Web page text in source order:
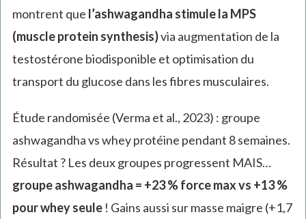
montrent que l’ashwagandha stimule la MPS
(muscle protein synthesis)via augmentation de la
testostérone biodisponible et optimisation du
transport du glucose dans les fibres musculaires.
Étude randomisée (Verma et al., 2023) : groupe
ashwagandha vs whey protéine pendant 8 semaines.
Résultat ? Les deux groupes progressent MAIS…
groupe ashwagandha = +23 % force max vs +13 %
pour whey seule! Gains aussi sur masse maigre (+1,7